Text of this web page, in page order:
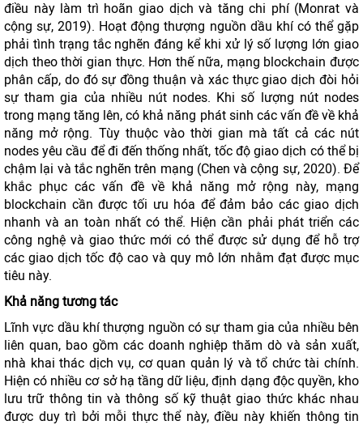
điều này làm trì hoãn giao dịch và tăng chi phí (Monrat và
cộng sự, 2019). Hoạt động thượng nguồn dầu khí có thể gặp
phải tình trạng tắc nghẽn đáng kể khi xử lý số lượng lớn giao
dịch theo thời gian thực. Hơn thế nữa, mạng blockchain được
phân cấp, do đó sự đồng thuận và xác thực giao dịch đòi hỏi
sự tham gia của nhiều nút nodes. Khi số lượng nút nodes
trong mạng tăng lên, có khả năng phát sinh các vấn đề về khả
năng mở rộng. Tùy thuộc vào thời gian mà tất cả các nút
nodes yêu cầu để đi đến thống nhất, tốc độ giao dịch có thể bị
chậm lại và tắc nghẽn trên mạng (Chen và cộng sự, 2020). Để
khắc phục các vấn đề về khả năng mở rộng này, mạng
blockchain cần được tối ưu hóa để đảm bảo các giao dịch
nhanh và an toàn nhất có thể. Hiện cần phải phát triển các
công nghệ và giao thức mới có thể được sử dụng để hỗ trợ
các giao dịch tốc độ cao và quy mô lớn nhằm đạt được mục
tiêu này.
Khả năng tương tác
Lĩnh vực dầu khí thượng nguồn có sự tham gia của nhiều bên
liên quan, bao gồm các doanh nghiệp thăm dò và sản xuất,
nhà khai thác dịch vụ, cơ quan quản lý và tổ chức tài chính.
Hiện có nhiều cơ sở hạ tầng dữ liệu, định dạng độc quyền, kho
lưu trữ thông tin và thông số kỹ thuật giao thức khác nhau
được duy trì bởi mỗi thực thể này, điều này khiến thông tin